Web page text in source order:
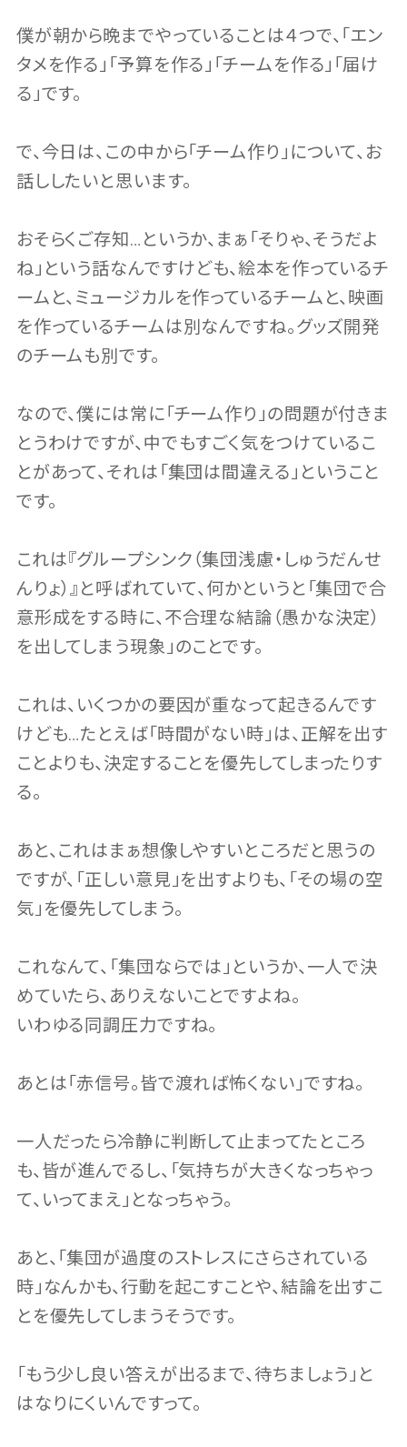
僕が朝から晩までやっていることは４つで、「エン
タメを作る」「予算を作る」「チームを作る」「届け
る」です。
で、今日は、この中から「チーム作り」について、お
話ししたいと思います。
おそらくご存知…というか、まぁ「そりゃ、そうだよ
ね」という話なんですけども、絵本を作っているチ
ームと、ミュージカルを作っているチームと、映画
を作っているチームは別なんですね。グッズ開発
のチームも別です。
なので、僕には常に「チーム作り」の問題が付きま
とうわけですが、中でもすごく気をつけているこ
とがあって、それは「集団は間違える」ということ
です。
これは『グループシンク（集団浅慮・しゅうだんせ
んりょ）』と呼ばれていて、何かというと「集団で合
意形成をする時に、不合理な結論（愚かな決定）
を出してしまう現象」のことです。
これは、いくつかの要因が重なって起きるんです
けども…たとえば「時間がない時」は、正解を出す
ことよりも、決定することを優先してしまったりす
る。
あと、これはまぁ想像しやすいところだと思うの
ですが、「正しい意見」を出すよりも、「その場の空
気」を優先してしまう。
これなんて、「集団ならでは」というか、一人で決
めていたら、ありえないことですよね。
いわゆる同調圧力ですね。
あとは「赤信号。皆で渡れば怖くない」ですね。
一人だったら冷静に判断して止まってたところ
も、皆が進んでるし、「気持ちが大きくなっちゃっ
て、いってまえ」となっちゃう。
あと、「集団が過度のストレスにさらされている
時」なんかも、行動を起こすことや、結論を出すこ
とを優先してしまうそうです。
「もう少し良い答えが出るまで、待ちましょう」と
はなりにくいんですって。